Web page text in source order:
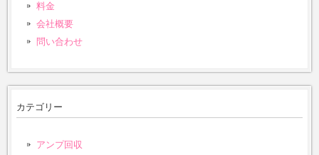
料金
会社概要
問い合わせ
カテゴリー
アンプ回収